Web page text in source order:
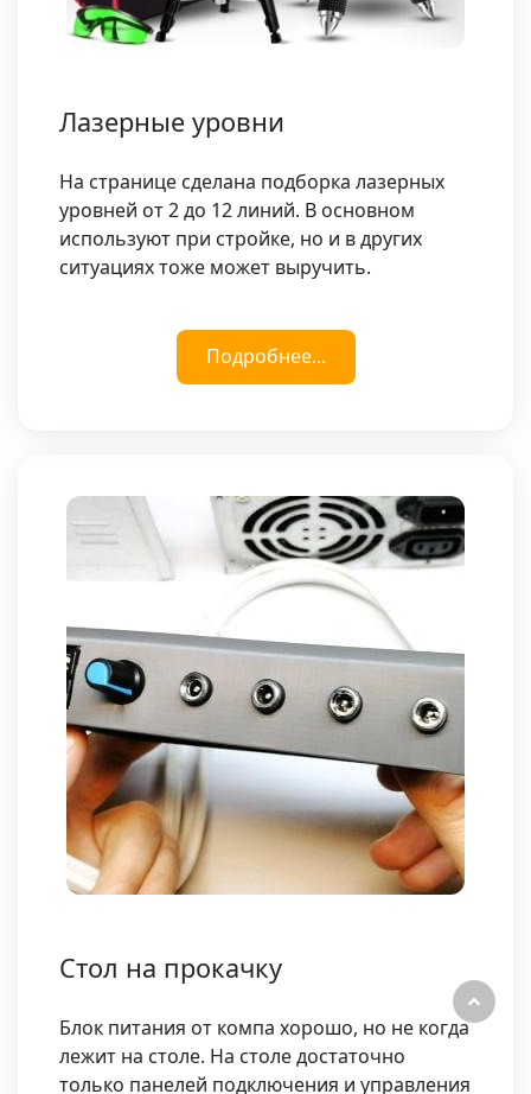
Лазерные уровни
На странице сделана подборка лазерных
уровней от 2 до 12 линий. В основном
используют при стройке, но и в других
ситуациях тоже может выручить.
Подробнее...
Стол на прокачку
Блок питания от компа хорошо, но не когда
лежит на столе. На столе достаточно
только панелей подключения и управления